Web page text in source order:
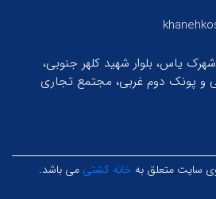
یاس، بلوار شهید کلهر جنوبی،
و پونک دوم غربی، مجتمع تجاری
سایت متعلق به خانه کشتی می باشد.